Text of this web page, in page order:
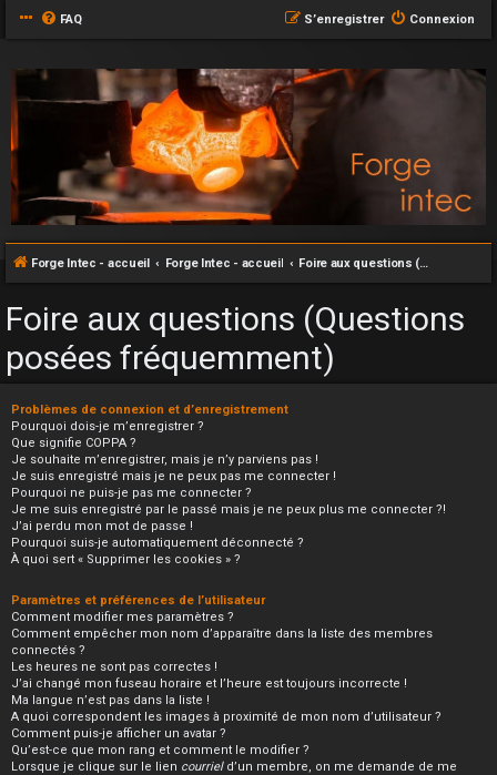
FAQ Connexion
S’enregistrer
Forge Intec - accueil Forge Intec - accueil Foire aux questions (Questions posées fréquemment)
Foire aux questions (Questions
posées fréquemment)
Problèmes de connexion et d’enregistrement
Pourquoi dois-je m’enregistrer ?
Que signifie COPPA ?
Je souhaite m’enregistrer, mais je n’y parviens pas !
Je suis enregistré mais je ne peux pas me connecter !
Pourquoi ne puis-je pas me connecter ?
Je me suis enregistré par le passé mais je ne peux plus me connecter ?!
J’ai perdu mon mot de passe !
Pourquoi suis-je automatiquement déconnecté ?
À quoi sert « Supprimer les cookies » ?
Paramètres et préférences de l’utilisateur
Comment modifier mes paramètres ?
Comment empêcher mon nom d’apparaître dans la liste des membres
connectés ?
Les heures ne sont pas correctes !
J’ai changé mon fuseau horaire et l’heure est toujours incorrecte !
Ma langue n’est pas dans la liste !
A quoi correspondent les images à proximité de mon nom d’utilisateur ?
Comment puis-je afficher un avatar ?
Qu’est-ce que mon rang et comment le modifier ?
Lorsque je clique sur le lien courrield’un membre, on me demande de me